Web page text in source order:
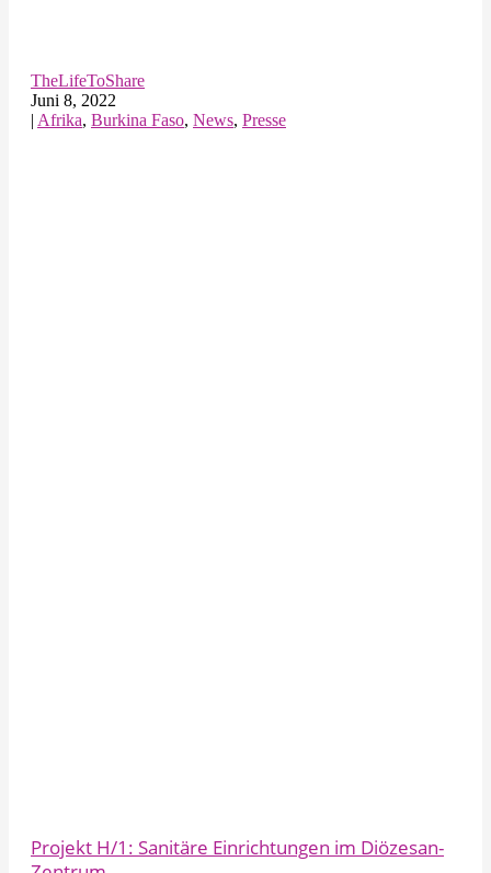
TheLifeToShare
Juni 8, 2022
| Afrika, Burkina Faso, News, Presse
Projekt H/1: Sanitäre Einrichtungen im Diözesan-